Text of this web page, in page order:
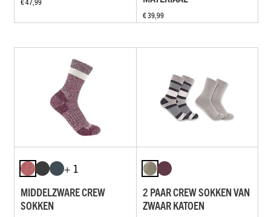
€ 39,99
+ 1
MIDDELZWARE CREW
SOKKEN
2 PAAR CREW SOKKEN VAN
ZWAAR KATOEN